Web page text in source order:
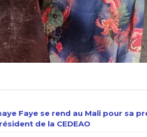
Faye se rend au Mali pour sa
de la CEDEAO